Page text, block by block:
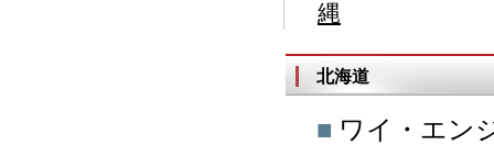
縄
北海道
■ ワイ・エン